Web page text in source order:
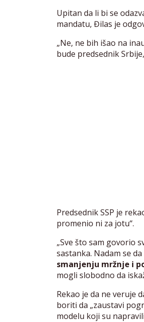
Upitan da li bi se
mandatu, Đilas je
„Ne, ne bih išao na
bude predsednik
Predsednik SSP je
promenio ni za jotu“.
„Sve što sam govorio
sastanka. Nadam se
smanjenju mržnje i
mogli slobodno da
Rekao je da ne veruje
boriti da „zaustavi
modelu koji su